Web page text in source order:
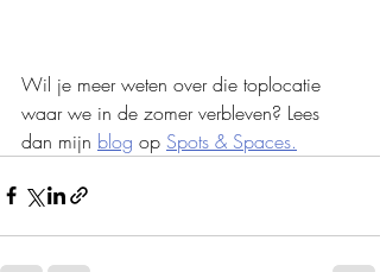
Wil je meer weten over die toplocatie
waar we in de zomer verbleven? Lees
dan mijn blog op Spots & Spaces.